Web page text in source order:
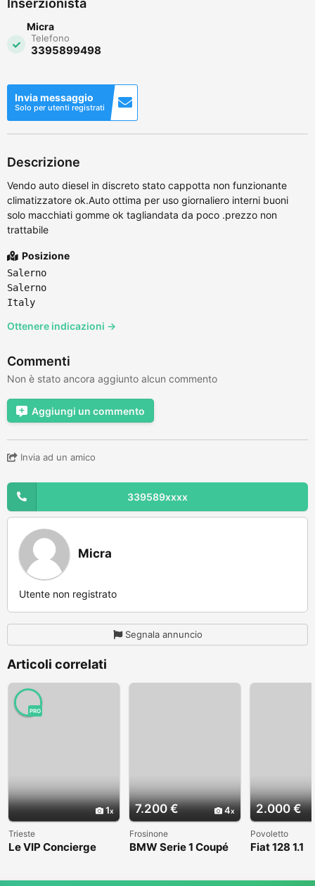
Micra
Telefono
3395899498
Invia messaggio
Solo per utenti registrati
Descrizione
Vendo auto diesel in discreto stato cappotta non funzionante
climatizzatore ok.Auto ottima per uso giornaliero interni buoni
solo macchiati gomme ok tagliandata da poco .prezzo non
trattabile
Posizione
Salerno
Salerno
Italy
Ottenere indicazioni →
Commenti
Non è stato ancora aggiunto alcun commento
Aggiungi un commento
Invia ad un amico
339589xxxx
Micra
Utente non registrato
Segnala annuncio
Articoli correlati
1
PRO
Trieste
Le VIP Concierge
7.200 € 4
Frosinone
BMW Serie 1 Coupé
2.000 €
Povoletto
Fiat 128 1.1